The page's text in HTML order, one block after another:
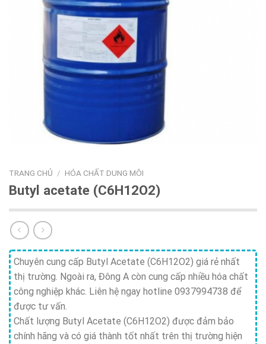
TRANG CHỦ / HÓA CHẤT DUNG MÔI
Butyl acetate (C6H12O2)
Chuyên cung cấp Butyl Acetate (C6H12O2) giá rẻ nhất
thị trường. Ngoài ra, Đông A còn cung cấp nhiều hóa chất
công nghiệp khác. Liên hệ ngay hotline 0937994738 để
được tư vấn.
Chất lượng Butyl Acetate (C6H12O2) được đảm bảo
chính hãng và có giá thành tốt nhất trên thị trường hiện